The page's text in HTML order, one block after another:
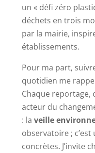
un « défi zéro
déchets en trois
par la mairie,
établissements.
Pour ma part,
quotidien me
Chaque reportage,
acteur du
: la veille
observatoire ;
concrètes. J’invite